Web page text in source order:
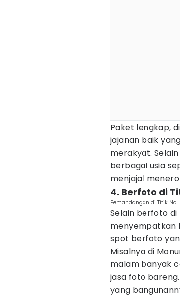
Paket lengkap,
jajanan baik
merakyat.
berbagai usia
menjajal
4. Berfoto di
Pemandangan di Titik Nol
Selain berfoto di
menyempatkan
spot berfoto
Misalnya di
malam banyak
jasa foto
yang